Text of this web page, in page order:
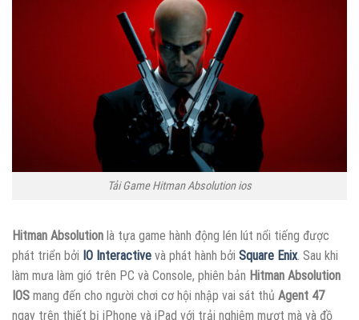
Tải Game Hitman Absolution ios
Hitman Absolution là tựa game hành động lén lút nổi tiếng được
phát triển bởi IO Interactive và phát hành bởi Square Enix. Sau khi
làm mưa làm gió trên PC và Console, phiên bản Hitman Absolution
IOS mang đến cho người chơi cơ hội nhập vai sát thủ Agent 47
ngay trên thiết bị iPhone và iPad với trải nghiệm mượt mà và đồ